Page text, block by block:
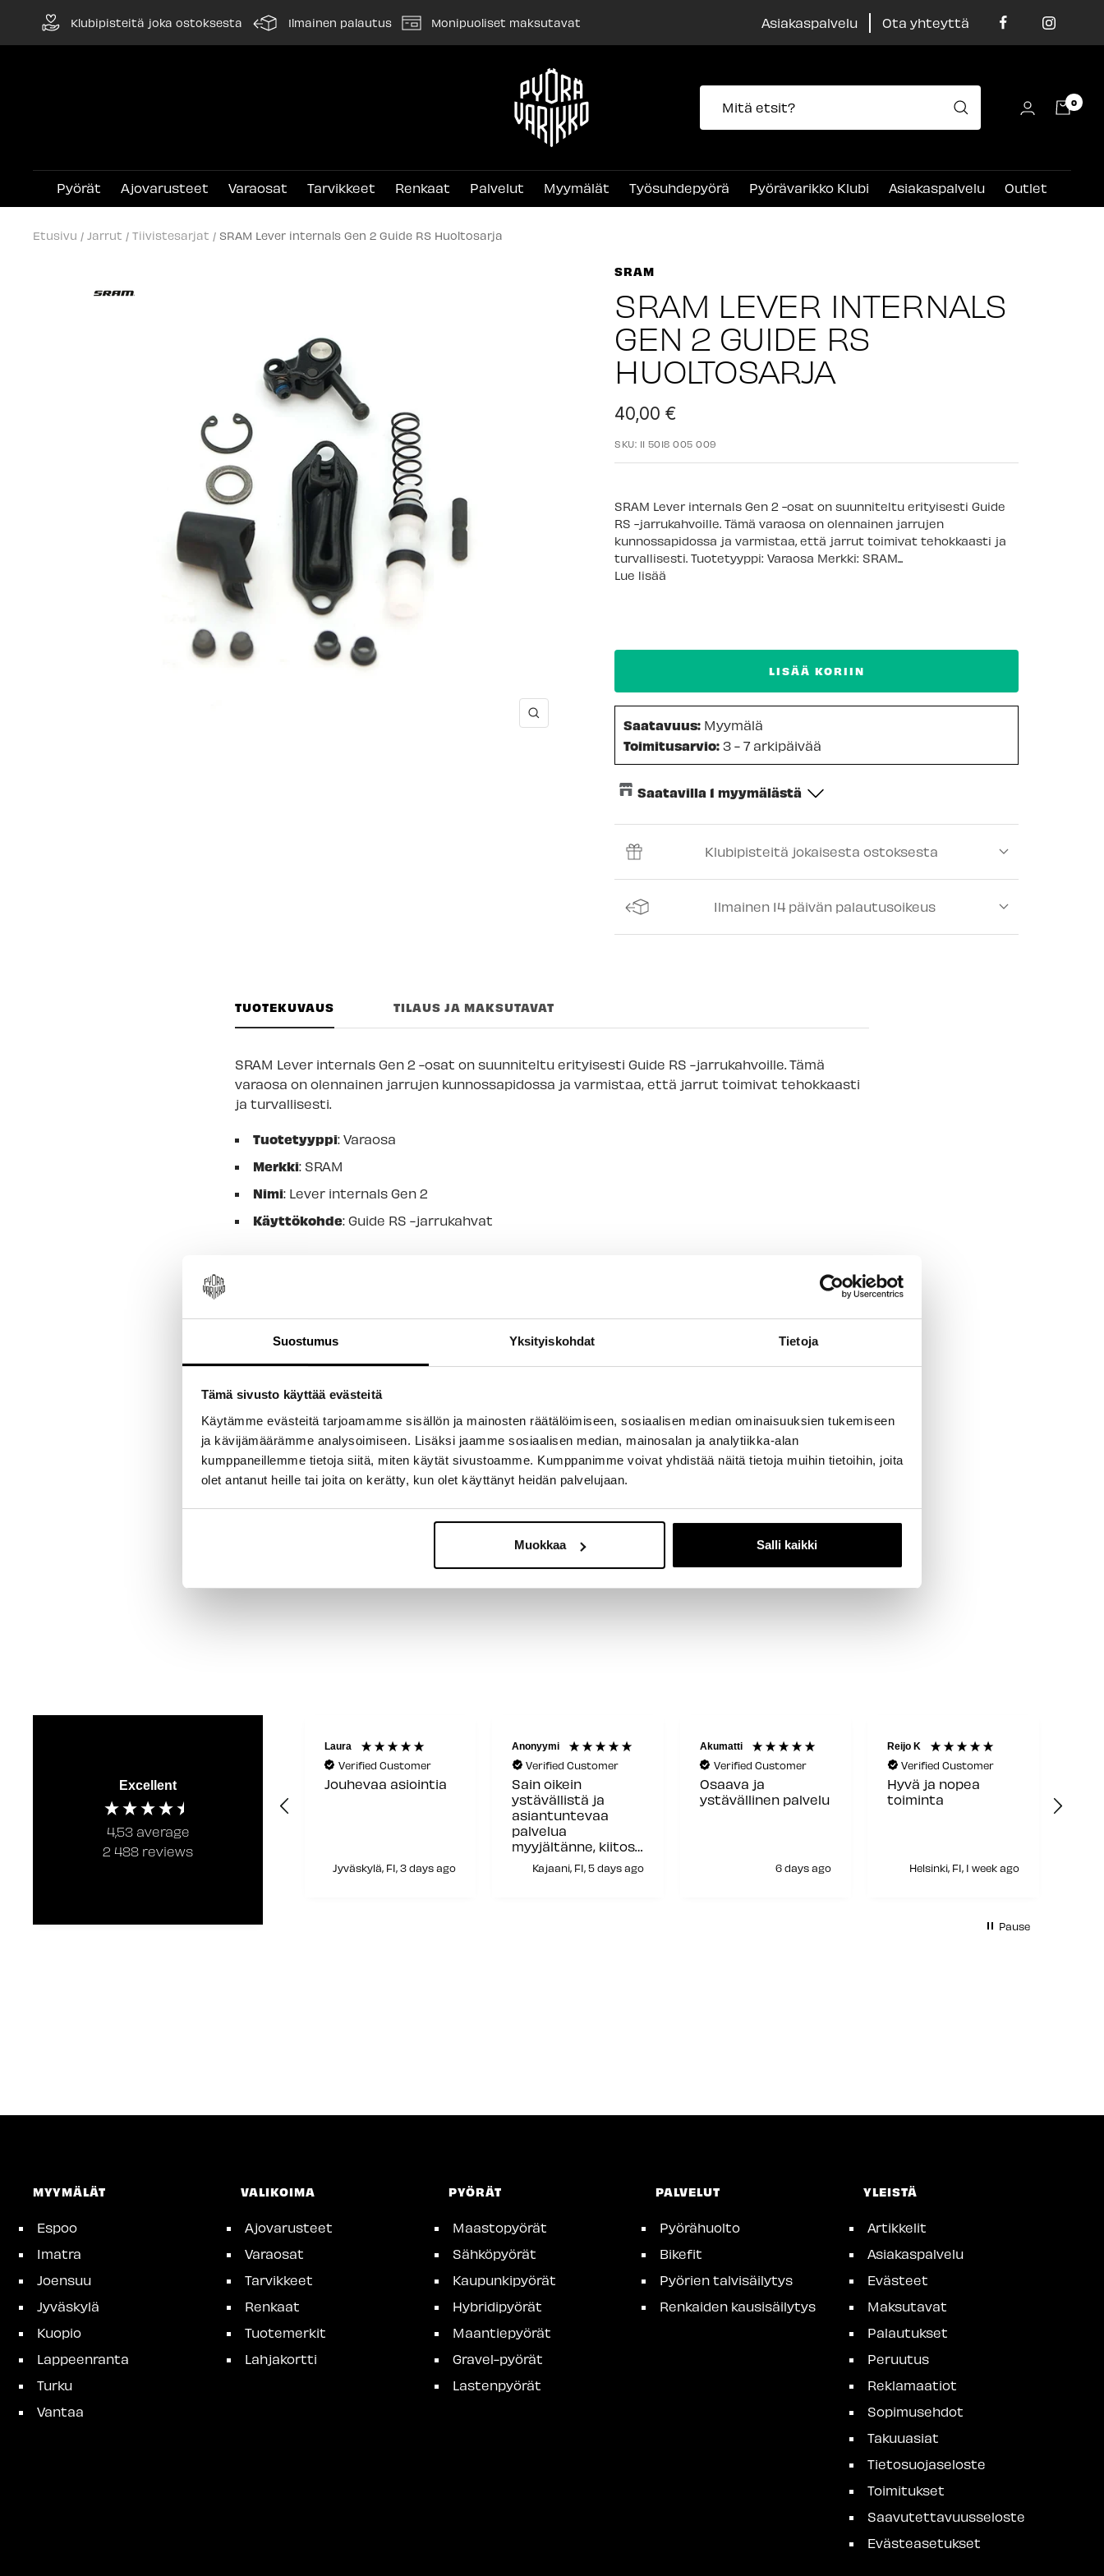
Suostumus Yksityiskohdat Tietoja
Tämä sivusto käyttää evästeitä
Käytämme evästeitä tarjoamamme sisällön ja mainosten räätälöimiseen, sosiaalisen median ominaisuuksien tukemiseen
ja kävijämäärämme analysoimiseen. Lisäksi jaamme sosiaalisen median, mainosalan ja analytiikka-alan
kumppaneillemme tietoja siitä, miten käytät sivustoamme. Kumppanimme voivat yhdistää näitä tietoja muihin tietoihin, joita
olet antanut heille tai joita on kerätty, kun olet käyttänyt heidän palvelujaan.
Muokkaa Salli kaikki
sisältöön
Klubipisteitä joka ostoksesta Ilmainen palautus Monipuoliset maksutavat Asiakaspalvelu Ota yhteyttä
Pyörävarikko
0
Pyörät Ajovarusteet Varaosat Tarvikkeet Renkaat Palvelut Myymälät Työsuhdepyörä Pyörävarikko Klubi Asiakaspalvelu Outlet
Etusivu Jarrut Tiivistesarjat SRAM Lever internals Gen 2 Guide RS Huoltosarja
Suurenna
SRAM
SRAM LEVER INTERNALS
GEN 2 GUIDE RS
HUOLTOSARJA
Alennushinta
40,00 €
SKU: 11 5018 005 009
SRAM Lever internals Gen 2 -osat on suunniteltu erityisesti Guide
RS -jarrukahvoille. Tämä varaosa on olennainen jarrujen
kunnossapidossa ja varmistaa, että jarrut toimivat tehokkaasti ja
turvallisesti. Tuotetyyppi: Varaosa Merkki: SRAM...
Lue lisää
LISÄÄ KORIIN
Saatavuus: Myymälä
Toimitusarvio:3 - 7 arkipäivää
Saatavilla 1 myymälästä
Keskusvarasto-Tilapäisesti loppu
Espoon Myymälä-Tilapäisesti loppu
Lappeenrannan myymälä-Tilapäisesti loppu
Klubipisteitä jokaisesta ostoksesta
Ilmainen 14 päivän palautusoikeus
TUOTEKUVAUS TILAUS JA MAKSUTAVAT
SRAM Lever internals Gen 2 -osat on suunniteltu erityisesti Guide RS -jarrukahvoille. Tämä
varaosa on olennainen jarrujen kunnossapidossa ja varmistaa, että jarrut toimivat tehokkaasti
ja turvallisesti.
Tuotetyyppi: Varaosa
Merkki: SRAM
Nimi: Lever internals Gen 2
Käyttökohde: Guide RS -jarrukahvat
- Tuotteesta ei ole vielä arvosteluja -
Excellent
4,53 average
2 488 reviews
Hyvä ja ystävällinen
palvelu
Laura
Verified Customer
Jouhevaa asiointia
Jyväskylä, FI, 3 days ago
Anonyymi
Verified Customer
Sain oikein
ystävällistä ja
asiantuntevaa
palvelua
myyjältänne, kiitos
siitä!Kajaani, FI, 5 days ago
Akumatti
Verified Customer
Osaava ja
ystävällinen palvelu
6 days ago
Reijo K
Verified Customer
Hyvä ja nopea
toiminta
Helsinki, FI, 1 week ago
Pause
MYYMÄLÄT
Espoo
Imatra
Joensuu
Jyväskylä
Kuopio
Lappeenranta
Turku
Vantaa
VALIKOIMA
Ajovarusteet
Varaosat
Tarvikkeet
Renkaat
Tuotemerkit
Lahjakortti
PYÖRÄT
Maastopyörät
Sähköpyörät
Kaupunkipyörät
Hybridipyörät
Maantiepyörät
Gravel-pyörät
Lastenpyörät
PALVELUT
Pyörähuolto
Bikefit
Pyörien talvisäilytys
Renkaiden kausisäilytys
YLEISTÄ
Artikkelit
Asiakaspalvelu
Evästeet
Maksutavat
Palautukset
Peruutus
Reklamaatiot
Sopimusehdot
Takuuasiat
Tietosuojaseloste
Toimitukset
Saavutettavuusseloste
Evästeasetukset